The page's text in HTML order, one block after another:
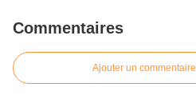
Commentaires
Ajouter un commentaire